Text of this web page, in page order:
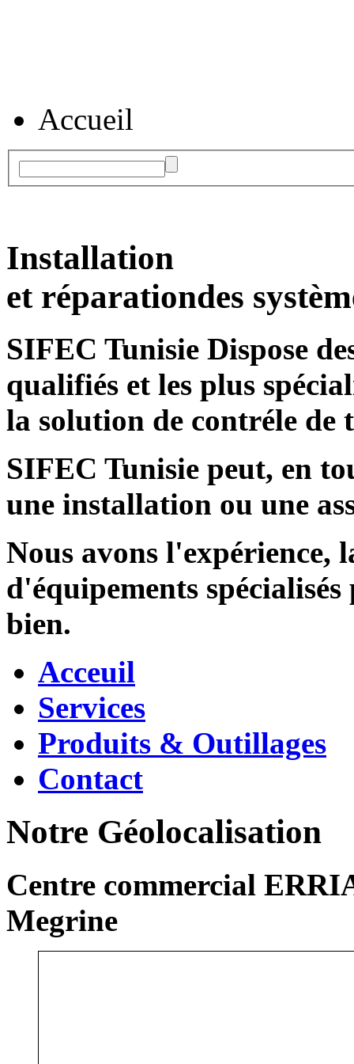
Accueil
Installation
et réparationdes
SIFEC Tunisie Dispose
qualifiés et les plus
la solution de contréle de
SIFEC Tunisie peut, en
une installation ou une
Nous avons l'expérience,
d'équipements
bien.
Acceuil
Services
Produits & Outillages
Contact
Notre Géolocalisation
Centre commercial
Megrine